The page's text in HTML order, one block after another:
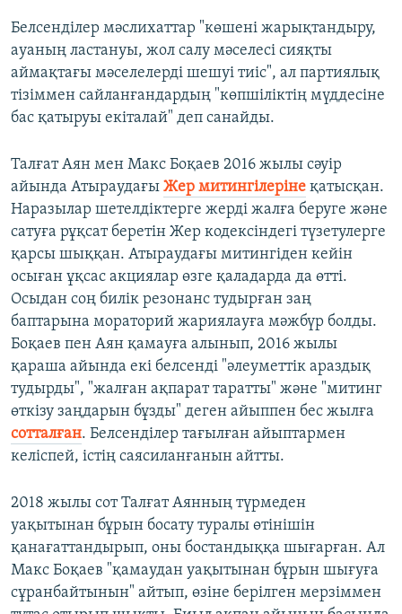
Белсенділер мәслихаттар "көшені жарықтандыру,
ауаның ластануы, жол салу мәселесі сияқты
аймақтағы мәселелерді шешуі тиіс", ал партиялық
тізіммен сайланғандардың "көпшіліктің мүддесіне
бас қатыруы екіталай" деп санайды.
Талғат Аян мен Макс Боқаев 2016 жылы сәуір
айында Атыраудағы Жер митингілеріне қатысқан.
Наразылар шетелдіктерге жерді жалға беруге және
сатуға рұқсат беретін Жер кодексіндегі түзетулерге
қарсы шыққан. Атыраудағы митингіден кейін
осыған ұқсас акциялар өзге қаладарда да өтті.
Осыдан соң билік резонанс тудырған заң
баптарына мораторий жариялауға мәжбүр болды.
Боқаев пен Аян қамауға алынып, 2016 жылы
қараша айында екі белсенді "әлеуметтік араздық
тудырды", "жалған ақпарат таратты" және "митинг
өткізу заңдарын бұзды" деген айыппен бес жылға
сотталған. Белсенділер тағылған айыптармен
келіспей, істің саясиланғанын айтты.
2018 жылы сот Талғат Аянның түрмеден
уақытынан бұрын босату туралы өтінішін
қанағаттандырып, оны бостандыққа шығарған. Ал
Макс Боқаев "қамаудан уақытынан бұрын шығуға
сұранбайтынын" айтып, өзіне берілген мерзіммен